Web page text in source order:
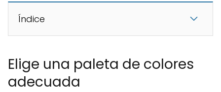
Índice
Elige una paleta de colores
adecuada